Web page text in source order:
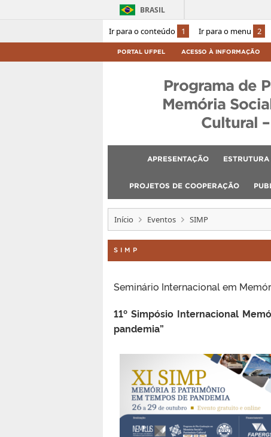
Ir para o conteúdo 1 Ir para o menu 2
BRASIL
PORTAL UFPEL ACESSO À INFORMAÇÃO
Programa de
Memória
Cultural
APRESENTAÇÃO
PROJETOS DE COOPERAÇÃO
Início Eventos SIMP
SIMP
Seminário Internacional em
11º Simpósio Internacional
pandemia”